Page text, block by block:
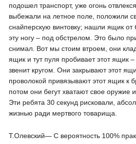
подошел транспорт, уже огонь
выбежали на летное поле, положили
снайперскую винтовку; нашли ящик
эту ногу – под обстрелом. Это было
снимал. Вот мы стоим втроем, они
ящик и тут пуля пробивает этот ящик
звенит кругом. Они закрывают этот
проволокой привязывают этот ящик к
потом они бегут хватают свое оружие
Эти ребята 30 секунд рисковали,
жизнью ради мертвого товарища.
Т.Олевский― С вероятность 100%